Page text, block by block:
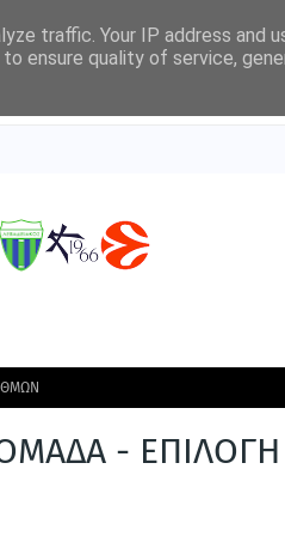
- ΕΠΙΛΟΓΗ
traffic. Your IP address and
ensure quality of service,